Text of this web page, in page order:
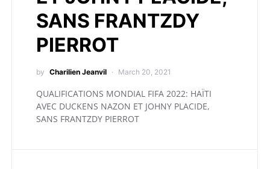
SANS FRANTZDY
PIERROT
by Charilien Jeanvil March 20, 2021
QUALIFICATIONS MONDIAL FIFA 2022: HAÏTI
AVEC DUCKENS NAZON ET JOHNY PLACIDE,
SANS FRANTZDY PIERROT